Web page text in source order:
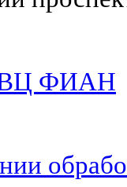
ФИАН